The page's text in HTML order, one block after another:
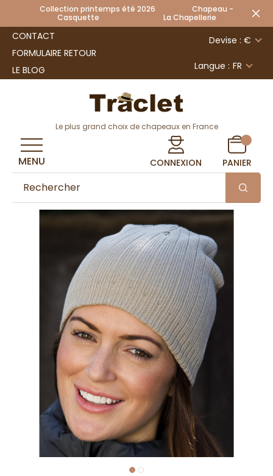
Collection printemps été 2026 Chapeau -
Casquette La Chapellerie
CONTACT
FORMULAIRE RETOUR
LE BLOG
Devise : €
Langue : FR
Le plus grand choix de chapeaux en France
CONNEXION PANIER
MENU